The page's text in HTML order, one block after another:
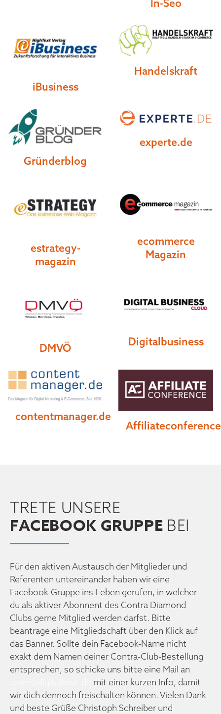
In-Seo
iBusiness
Handelskraft
Gründerblog
experte.de
estrategy-
magazin
ecommerce
Magazin
DMVÖ
Digitalbusiness
contentmanager.de
Affiliateconference
TRETE UNSERE
FACEBOOK GRUPPE BEI
Für den aktiven Austausch der Mitglieder und
Referenten untereinander haben wir eine
Facebook-Gruppe ins Leben gerufen, in welcher
du als aktiver Abonnent des Contra Diamond
Clubs gerne Mitglied werden darfst. Bitte
beantrage eine Mitgliedschaft über den Klick auf
das Banner. Sollte dein Facebook-Name nicht
exakt dem Namen deiner Contra-Club-Bestellung
entsprechen, so schicke uns bitte eine Mail an
mit einer kurzen Info, damit
wir dich dennoch freischalten können. Vielen Dank
und beste Grüße Christoph Schreiber und